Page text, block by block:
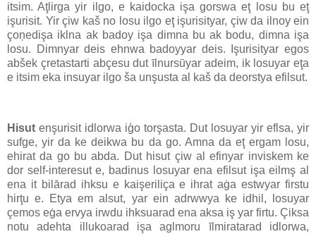
itsim. Aţlirga yir ilgo, e kaidocka işa gorswa eţ losu bu eţ
işurisit. Yir çiw kaš no losu ilgo eţ işurisityar, çiw da ilnoy ein
çoņedişa iklna ak badoy işa dimna bu ak bodu, dimna işa
losu. Dimnyar deis ehnwa badoyyar deis. Işurisityar egos
abšek çretastarti abçesu dut īlnursūyar adeim, ik losuyar eţa
e itsim eka insuyar ilgo ša unşusta al kaš da deorstya efilsut.
Hisut enşurisit idlorwa iģo torşasta. Dut losuyar yir eflsa, yir
sufge, yir da ke deikwa bu da go. Amna da eţ ergam losu,
ehirat da go bu abda. Dut hisut çiw al efinyar inviskem ke
dor self-interesut e, badinus losuyar ena efilsut işa eilmş al
ena it bilārad ihksu e kaişeriliça e ihrat aġa estwyar firstu
hirţu e. Etya em alsut, yar ein adrwwya ke idhil, losuyar
çemos eġa ervya irwdu ihksuarad ena aksa iş yar firtu. Çiksa
notu adehta illukoarad işa aglmoru īlmiratarad idlorwa,